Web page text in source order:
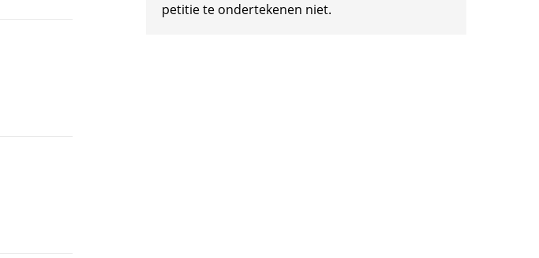
petitie te ondertekenen niet.